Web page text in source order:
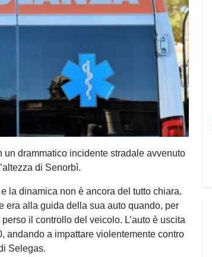
drammatico incidente stradale avvenuto
di Senorbì.
la dinamica non è ancora del tutto chiara.
era alla guida della sua auto quando, per
il controllo del veicolo. L’auto è uscita
andando a impattare violentemente contro
Selegas.